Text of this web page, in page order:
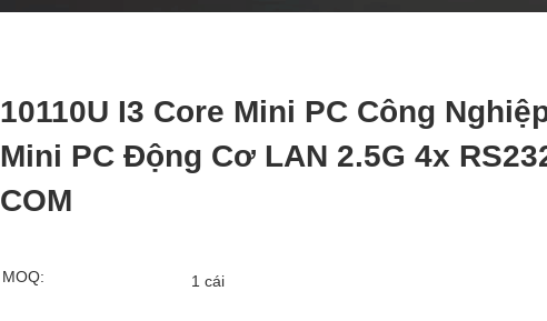
10110U I3 Core Mini PC Công
Mini PC Động Cơ LAN 2.5G 4x
COM
MOQ: 1 cái